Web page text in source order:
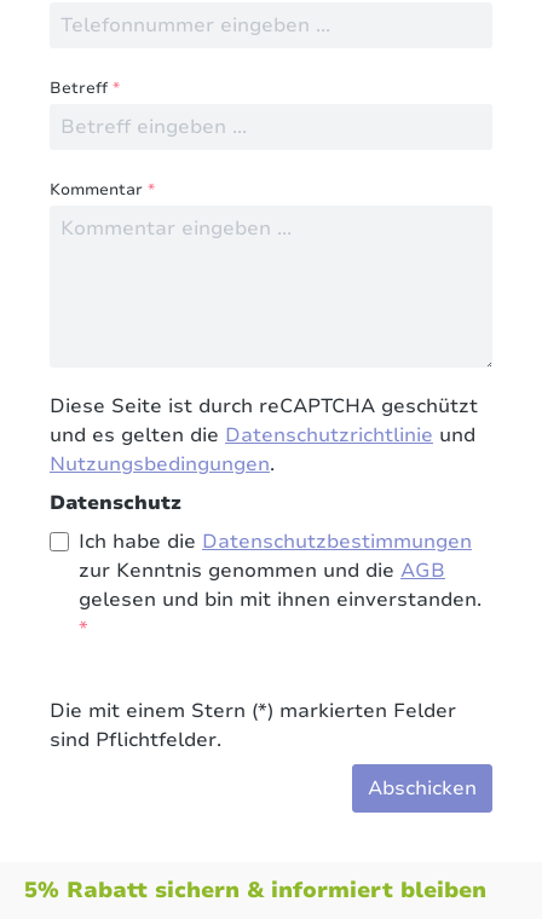
Betreff*
Kommentar *
Diese Seite ist durch reCAPTCHA geschützt
und es gelten die Datenschutzrichtlinie und
Nutzungsbedingungen.
Datenschutz
Ich habe die Datenschutzbestimmungen
zur Kenntnis genommen und die AGB
gelesen und bin mit ihnen einverstanden.
*
Die mit einem Stern (*) markierten Felder
sind Pflichtfelder.
Abschicken
5% Rabatt sichern & informiert bleiben